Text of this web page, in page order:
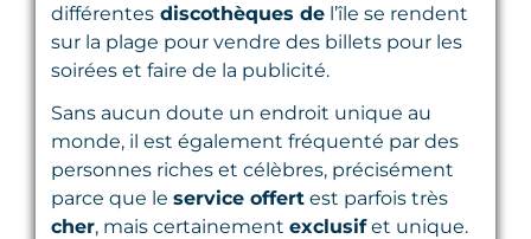
différentes discothèques de l’île se rendent
sur la plage pour vendre des billets pour les
soirées et faire de la publicité.
Sans aucun doute un endroit unique au
monde, il est également fréquenté par des
personnes riches et célèbres, précisément
parce que le service offert est parfois très
cher, mais certainement exclusifet unique.